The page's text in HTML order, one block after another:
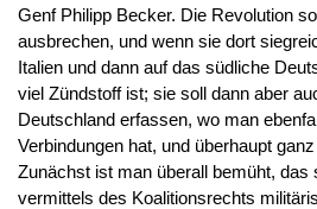
Genf Philipp Becker. Die Revolution
ausbrechen, und wenn sie dort
Italien und dann auf das südliche
viel Zündstoff ist; sie soll dann aber
Deutschland erfassen, wo man
Verbindungen hat, und überhaupt
Zunächst ist man überall bemüht, das
vermittels des Koalitionsrechts